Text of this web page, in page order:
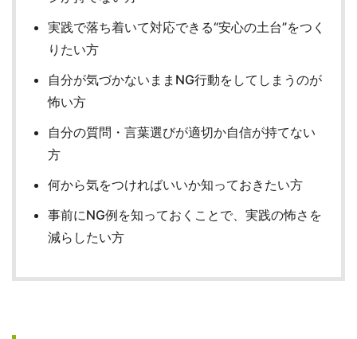
実践で落ち着いて対応できる“安心の土台”をつく
りたい方
自分が気づかないままNG行動をしてしまうのが
怖い方
自分の質問・言葉選びが適切か自信が持てない
方
何から気をつければいいか知っておきたい方
事前にNG例を知っておくことで、実践の怖さを
減らしたい方